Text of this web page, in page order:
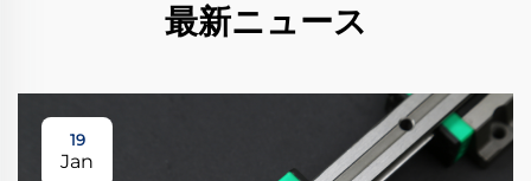
最新ニュース
19
Jan